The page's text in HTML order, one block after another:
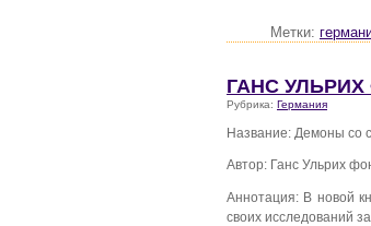
Метки:
ГАНС
Рубрика: Германия
Название: Демоны со
Автор: Ганс Ульрих
Аннотация: В новой
своих исследований